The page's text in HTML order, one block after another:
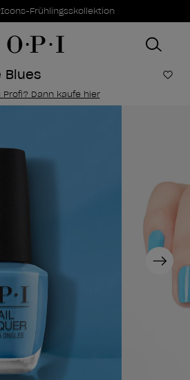
Frühlingsskollektion
Blues Zur
Profi? Dann kaufe hier
Next